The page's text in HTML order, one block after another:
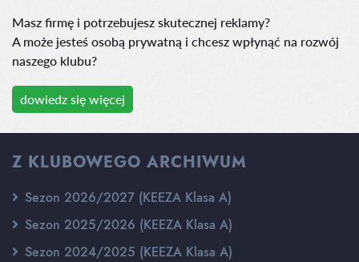
Masz firmę i potrzebujesz skutecznej reklamy?
A może jesteś osobą prywatną i chcesz wpłynąć na rozwój
naszego klubu?
dowiedz się więcej
Z KLUBOWEGO ARCHIWUM
Sezon 2026/2027 (KEEZA Klasa A)
Sezon 2025/2026 (KEEZA Klasa A)
Sezon 2024/2025 (KEEZA Klasa A)